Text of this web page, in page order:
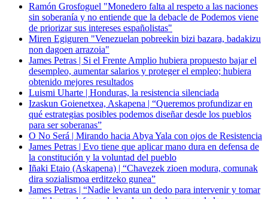
Ramón Grosfoguel "Monedero falta al respeto a las naciones
sin soberanía y no entiende que la debacle de Podemos viene
de priorizar sus intereses españolistas"
Miren Egiguren "Venezuelan pobreekin bizi bazara, badakizu
non dagoen arrazoia"
James Petras | Si el Frente Amplio hubiera propuesto bajar el
desempleo, aumentar salarios y proteger el empleo; hubiera
obtenido mejores resultados
Luismi Uharte | Honduras, la resistencia silenciada
Izaskun Goienetxea, Askapena | “Queremos profundizar en
qué estrategias posibles podemos diseñar desde los pueblos
para ser soberanas”
O No Será | Mirando hacia Abya Yala con ojos de Resistencia
James Petras | Evo tiene que aplicar mano dura en defensa de
la constitución y la voluntad del pueblo
Iñaki Etaio (Askapena) | “Chavezek zioen modura, comunak
dira sozialismoa erditzeko gunea”
James Petras | “Nadie levanta un dedo para intervenir y tomar